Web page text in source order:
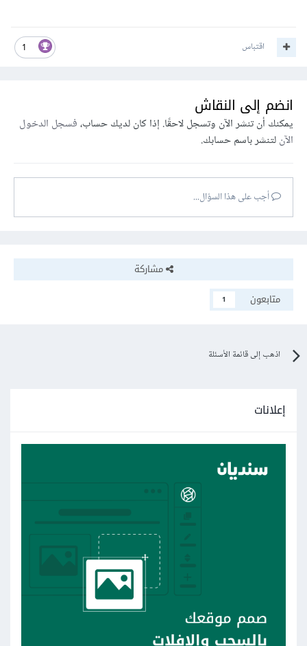
1 اقتباس
انضم إلى النقاش
يمكنك أن تنشر الآن وتسجل لاحقًا. إذا كان لديك حساب،فسجل الدخول
الآنلتنشر باسم حسابك.
أجب على هذا السؤال...
مشاركة
متابعون
1
اذهب إلى قائمة الأسئلة
إعلانات